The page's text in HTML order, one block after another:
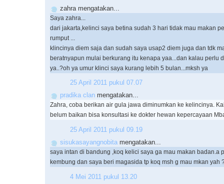
zahra mengatakan...
Saya zahra...
dari jakarta,kelinci saya betina sudah 3 hari tidak mau makan
rumput ...
klincinya diem saja dan sudah saya usap2 diem juga dan tdk
beratnyapun mulai berkurang itu kenapa yaa...dan kalau perlu
ya..?oh ya umur klinci saya kurang lebih 5 bulan...mksh ya
25 April 2011 pukul 07.07
pradika clan mengatakan...
Zahra, coba berikan air gula jawa diminumkan ke kelincinya.
belum baikan bisa konsultasi ke dokter hewan kepercayaan
25 April 2011 pukul 09.19
sisukasayangnobita mengatakan...
saya intan di bandung ,koq kelici saya ga mau makan badan.a
kembung dan saya beri magasida tp koq msh g mau mkan yah
4 Mei 2011 pukul 13.20